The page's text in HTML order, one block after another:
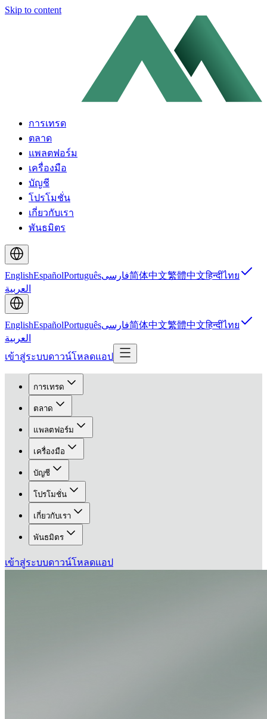
Skip to content
การเทรด
ตลาด
แพลตฟอร์ม
เครื่องมือ
บัญชี
โปรโมชั่น
เกี่ยวกับเรา
พันธมิตร
EnglishEspañolPortuguêsفارسی简体中文繁體中文हिन्दीไทย
العربية
EnglishEspañolPortuguêsفارسی简体中文繁體中文हिन्दीไทย
العربية
เข้าสู่ระบบดาวน์โหลดแอป
การเทรด
ตลาด
แพลตฟอร์ม
เครื่องมือ
บัญชี
โปรโมชั่น
เกี่ยวกับเรา
พันธมิตร
เข้าสู่ระบบดาวน์โหลดแอป